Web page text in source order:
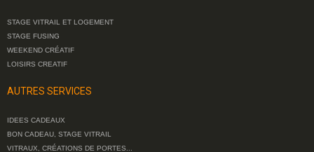
STAGE VITRAIL ET LOGEMENT
STAGE FUSING
WEEKEND CRÉATIF
LOISIRS CREATIF
AUTRES SERVICES
IDEES CADEAUX
BON CADEAU, STAGE VITRAIL
VITRAUX, CRÉATIONS DE PORTES...